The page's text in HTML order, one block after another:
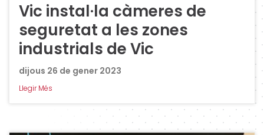
Vic instal·la càmeres de
seguretat a les zones
industrials de Vic
dijous 26 de gener 2023
Llegir Més